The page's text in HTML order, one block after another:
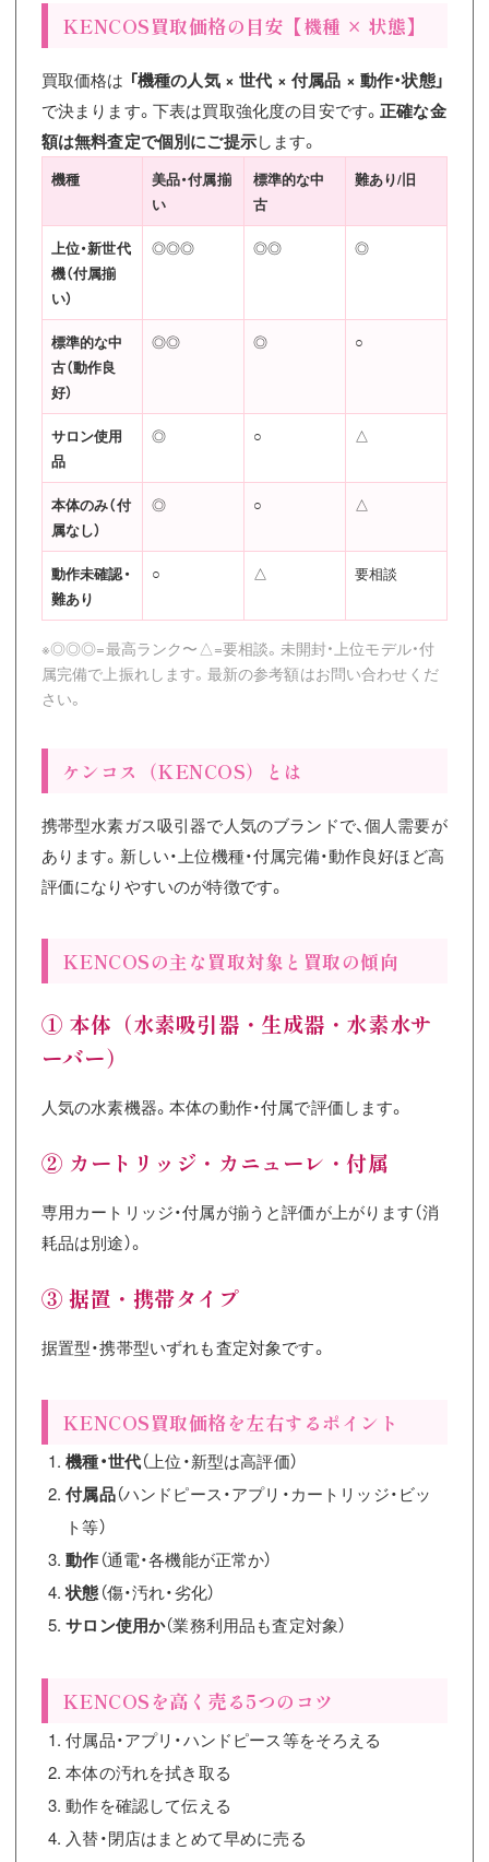
KENCOS買取価格の目安【機種 × 状態】
買取価格は 「機種の人気 × 世代 × 付属品 × 動作・状態」
で決まります。下表は買取強化度の目安です。正確な金
額は無料査定で個別にご提示します。
機種
美品・付属揃
い
標準的な中
古
難あり/旧
上位・新世代
機（付属揃
い）
◎◎◎ ◎◎ ◎
標準的な中
古（動作良
好）
◎◎ ◎ ○
サロン使用
品
◎ ○ △
本体のみ（付
属なし）
◎ ○ △
動作未確認・
難あり
○ △ 要相談
※◎◎◎=最高ランク〜△=要相談。未開封・上位モデル・付
属完備で上振れします。最新の参考額はお問い合わせくだ
さい。
ケンコス（KENCOS）とは
携帯型水素ガス吸引器で人気のブランドで、個人需要が
あります。新しい・上位機種・付属完備・動作良好ほど高
評価になりやすいのが特徴です。
KENCOSの主な買取対象と買取の傾向
① 本体（水素吸引器・生成器・水素水サ
ーバー）
人気の水素機器。本体の動作・付属で評価します。
② カートリッジ・カニューレ・付属
専用カートリッジ・付属が揃うと評価が上がります（消
耗品は別途）。
③ 据置・携帯タイプ
据置型・携帯型いずれも査定対象です。
KENCOS買取価格を左右するポイント
機種・世代（上位・新型は高評価）
付属品（ハンドピース・アプリ・カートリッジ・ビッ
ト等）
動作（通電・各機能が正常か）
状態（傷・汚れ・劣化）
サロン使用か（業務利用品も査定対象）
KENCOSを高く売る5つのコツ
付属品・アプリ・ハンドピース等をそろえる
本体の汚れを拭き取る
動作を確認して伝える
入替・閉店はまとめて早めに売る